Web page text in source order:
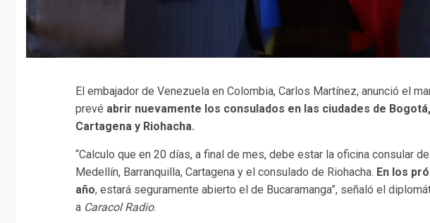
El embajador de Venezuela en Colombia, Carlos Martínez, anunció el
prevé abrir nuevamente los consulados en las ciudades de
Cartagena y Riohacha.
“Calculo que en 20 días, a final de mes, debe estar la oficina consular
Medellín, Barranquilla, Cartagena y el consulado de Riohacha. En los
año, estará seguramente abierto el de Bucaramanga”, señaló el
a Caracol Radio.